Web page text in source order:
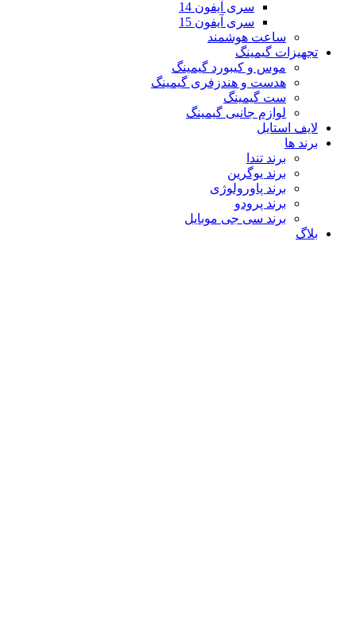
سری آیفون 14
سری آیفون 15
ساعت هوشمند
تجهیزات گیمینگ
موس و کیبورد گیمینگ
هدست و هندزفری گیمینگ
ست گیمینگ
لوازم جانبی گیمینگ
لایف استایل
برند ها
برند تندا
برند یوگرین
برند پاورولوژی
برند پرودو
برند سی جی موبایل
بلاگ